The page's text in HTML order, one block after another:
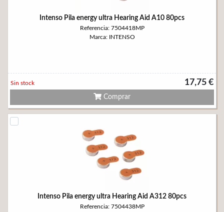
Intenso Pila energy ultra Hearing Aid A10 80pcs
Referencia: 7504418MP
Marca: INTENSO
17,75 €
Sin stock
Comprar
Intenso Pila energy ultra Hearing Aid A312 80pcs
Referencia: 7504438MP